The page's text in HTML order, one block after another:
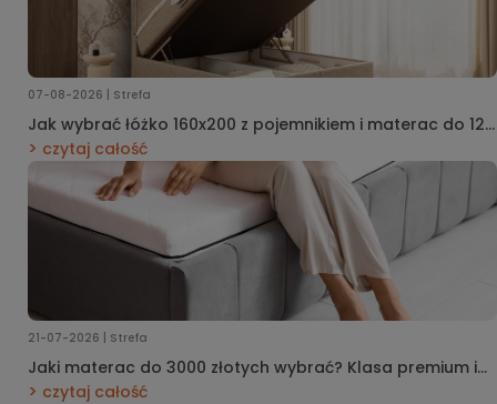
07-08-2026 | Strefa
Jak wybrać łóżko 160x200 z pojemnikiem i materac do 12
m²?czytaj całość
21-07-2026 | Strefa
Jaki materac do 3000 złotych wybrać? Klasa premium i
inżynieria zaawansowanego komfortu snu
czytaj całość